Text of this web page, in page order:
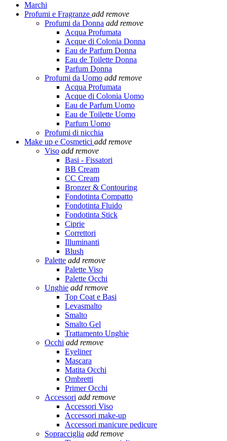
Marchi
Profumi e Fragranze add remove
Profumi da Donna add remove
Acqua Profumata
Acque di Colonia Donna
Eau de Parfum Donna
Eau de Toilette Donna
Parfum Donna
Profumi da Uomo add remove
Acqua Profumata
Acque di Colonia Uomo
Eau de Parfum Uomo
Eau de Toilette Uomo
Parfum Uomo
Profumi di nicchia
Make up e Cosmetici add remove
Viso add remove
Basi - Fissatori
BB Cream
CC Cream
Bronzer & Contouring
Fondotinta Compatto
Fondotinta Fluido
Fondotinta Stick
Ciprie
Correttori
Illuminanti
Blush
Palette add remove
Palette Viso
Palette Occhi
Unghie add remove
Top Coat e Basi
Levasmalto
Smalto
Smalto Gel
Trattamento Unghie
Occhi add remove
Eyeliner
Mascara
Matita Occhi
Ombretti
Primer Occhi
Accessori add remove
Accessori Viso
Accessori make-up
Accessori manicure pedicure
Sopracciglia add remove